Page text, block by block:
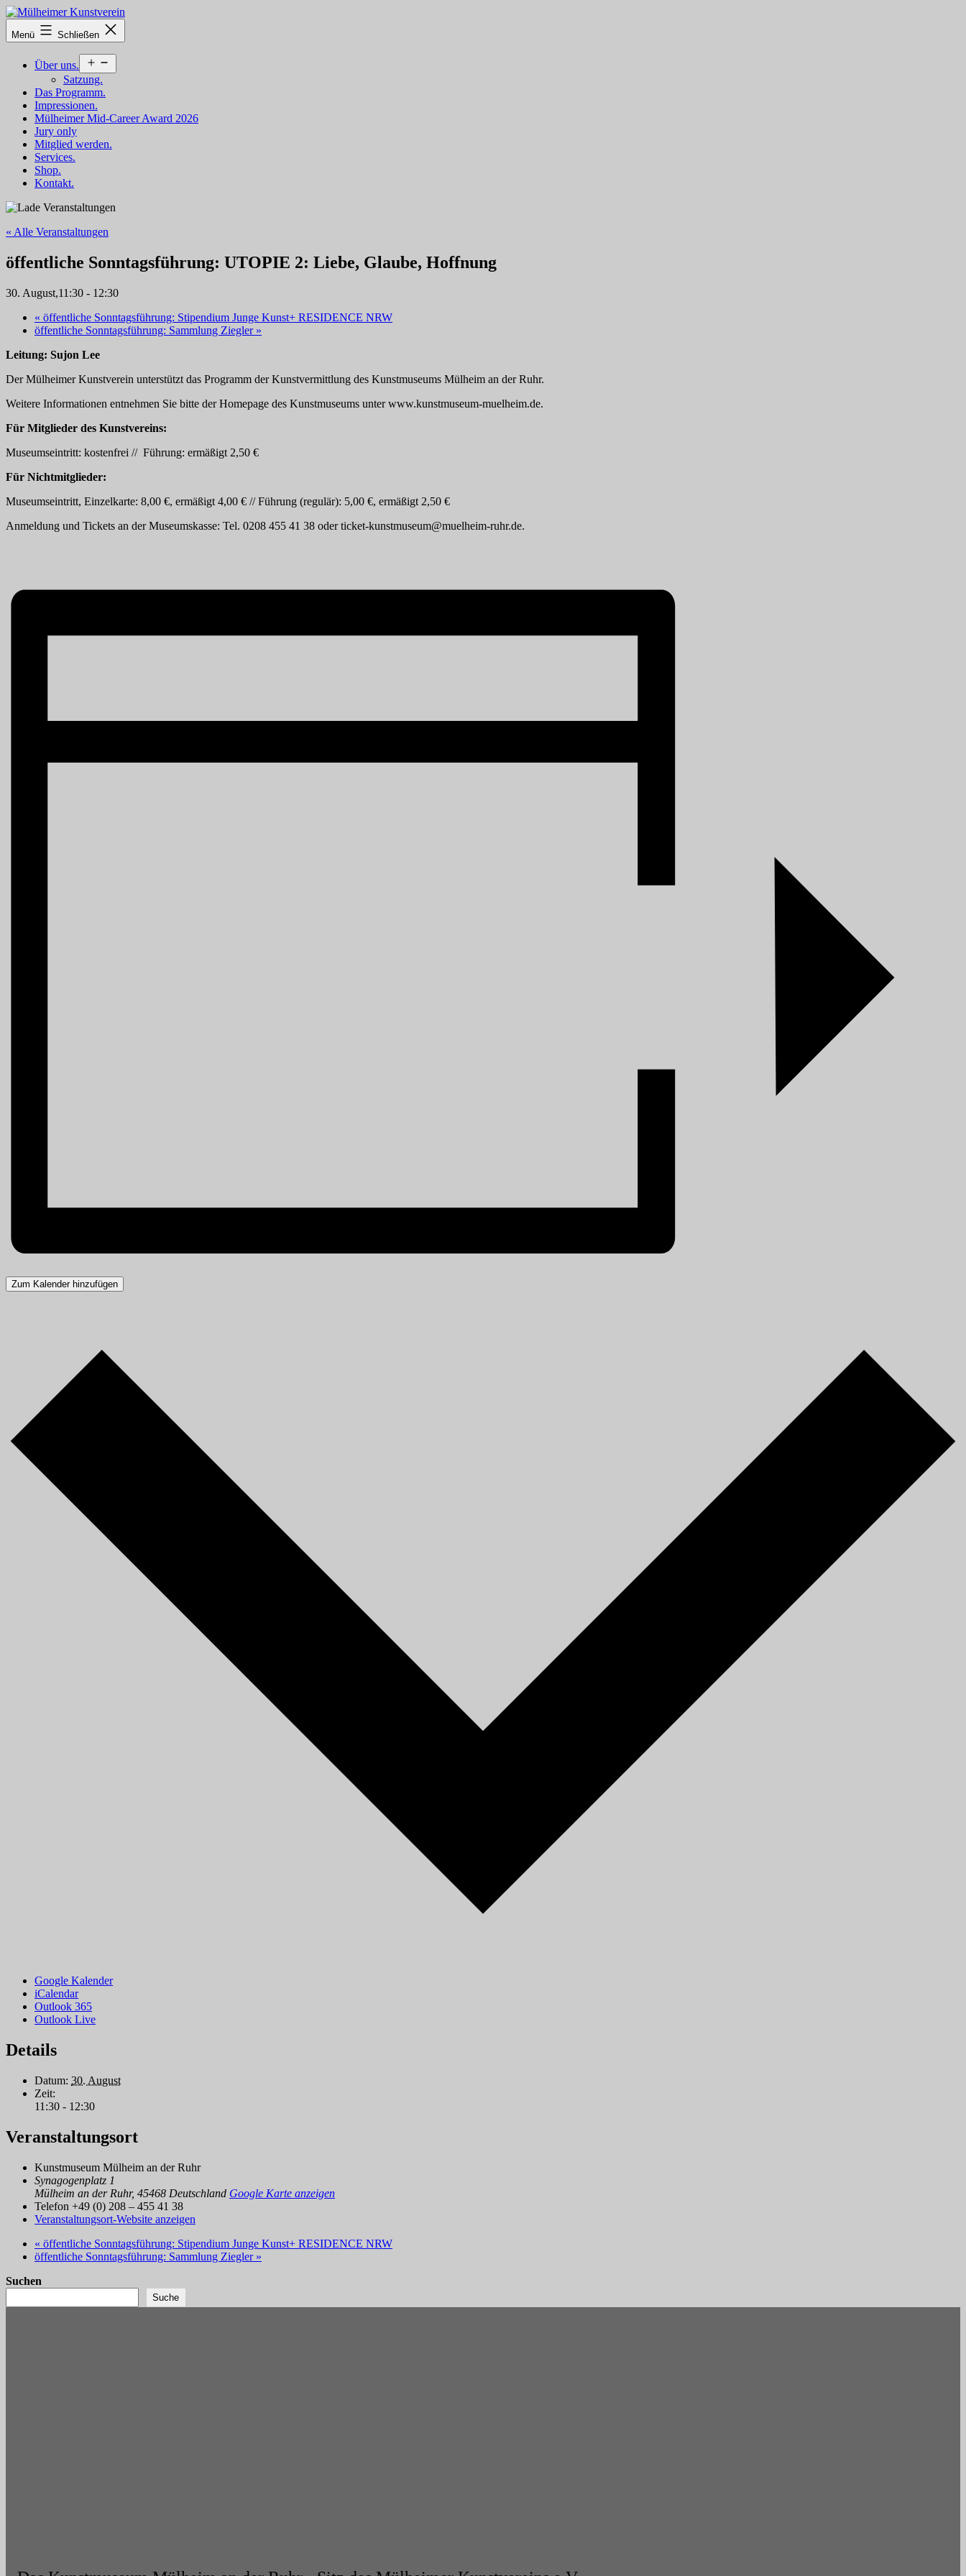
Zum
Inhalt
springen
Mülheimer
Kunstverein
Menü Schließen
Über uns.
öffnen
Satzung.
Das Programm.
Impressionen.
Mülheimer Mid-Career Award 2026
Jury only
Mitglied werden.
Services.
Shop.
Kontakt.
« Alle Veranstaltungen
öffentliche Sonntagsführung: UTOPIE 2: Liebe, Glaube, Hoffnung
30. August,11:30 - 12:30
« öffentliche Sonntagsführung: Stipendium Junge Kunst+ RESIDENCE NRW
öffentliche Sonntagsführung: Sammlung Ziegler »
Leitung: Sujon Lee
Der Mülheimer Kunstverein unterstützt das Programm der Kunstvermittlung des Kunstmuseums Mülheim an der Ruhr.
Weitere Informationen entnehmen Sie bitte der Homepage des Kunstmuseums unterwww.kunstmuseum-muelheim.de.
Für Mitglieder des Kunstvereins:
Museumseintritt: kostenfrei // Führung: ermäßigt 2,50 €
Für Nichtmitglieder:
Museumseintritt, Einzelkarte: 8,00 €, ermäßigt 4,00 € // Führung (regulär): 5,00 €, ermäßigt 2,50 €
Anmeldung und Tickets an der Museumskasse: Tel. 0208 455 41 38 oder ticket-kunstmuseum@muelheim-ruhr.de.
Zum Kalender hinzufügen
Google Kalender
iCalendar
Outlook 365
Outlook Live
Details
Datum: 30. August
Zeit:
11:30 - 12:30
Veranstaltungsort
Kunstmuseum Mülheim an der Ruhr
Synagogenplatz 1
Mülheim an der Ruhr, 45468 Deutschland Google Karte anzeigen
Telefon +49 (0) 208 – 455 41 38
Veranstaltungsort-Website anzeigen
« öffentliche Sonntagsführung: Stipendium Junge Kunst+ RESIDENCE NRW
öffentliche Sonntagsführung: Sammlung Ziegler »
Suchen
Suche